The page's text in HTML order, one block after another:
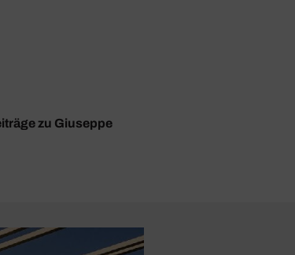
zu Giuseppe